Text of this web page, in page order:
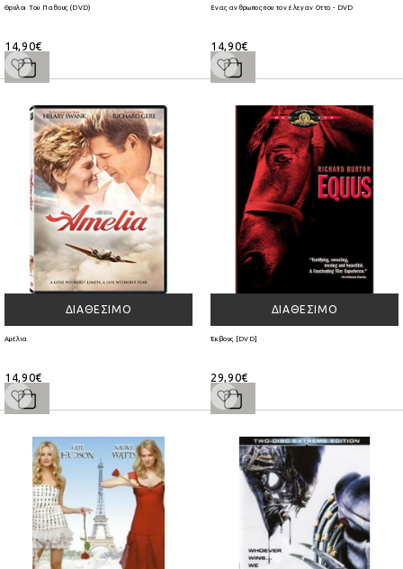
Θρυλοι Του Παθους (DVD)
14,90€
Ενας ανθρωπος που τον έλεγαν Οττο - DVD
14,90€
ΔΙΑΘΈΣΙΜΟ
Αμέλια
14,90€
ΔΙΑΘΈΣΙΜΟ
Έκβους [DVD]
29,90€